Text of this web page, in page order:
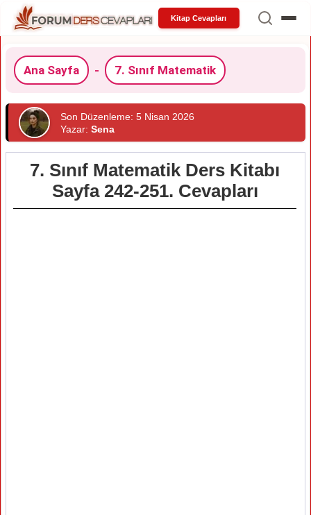
Kitap Cevapları
Ana Sayfa - 7. Sınıf Matematik
Son Düzenleme: 5 Nisan 2026
Yazar: Sena
7. Sınıf Matematik Ders Kitabı
Sayfa 242-251. Cevapları